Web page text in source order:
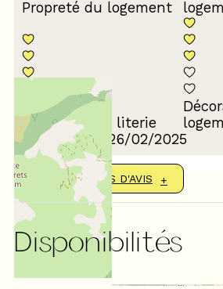
Propreté du logement
Confort de la literie
Avis écrit le 26/02/2025
AFFICHER PLUS D'AVIS
Disponibilités